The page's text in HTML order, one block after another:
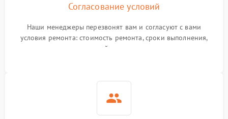
Согласование условий
Наши менеджеры перезвонят вам и согласуют с вами
условия ремонта: стоимость ремонта, сроки выполнения,
гарантийные условия